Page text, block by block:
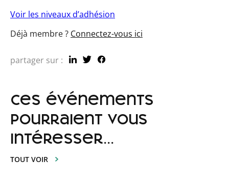
Voir les niveaux d’adhésion
Déjà membre ? Connectez-vous ici
partager sur :
ces événements
pourraient vous
intéresser...
TOUT VOIR